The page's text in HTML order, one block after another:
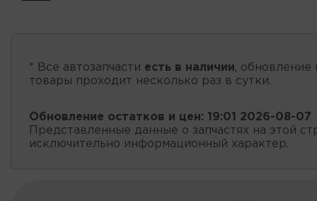
* Все автозапчасти есть в наличии, обновление
товары проходит несколько раз в сутки.
Обновление остатков и цен: 19:01 2026-08-07
Представленные данные о запчастях на этой
исключительно информационный характер.